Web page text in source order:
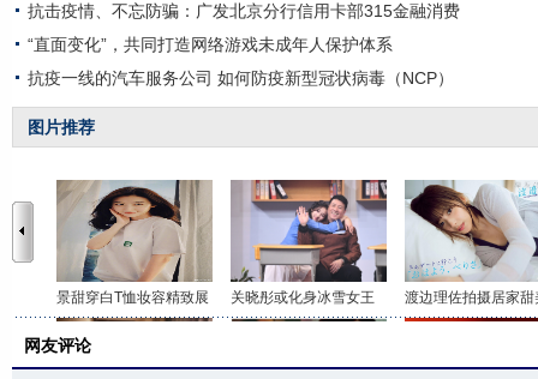
抗击疫情、不忘防骗：广发北京分行信用卡部315金融消费
“直面变化”，共同打造网络游戏未成年人保护体系
抗疫一线的汽车服务公司 如何防疫新型冠状病毒（NCP）
图片推荐
景甜穿白T恤妆容精致展 关晓彤或化身冰雪女王 渡边理佐拍摄居家甜
网友评论